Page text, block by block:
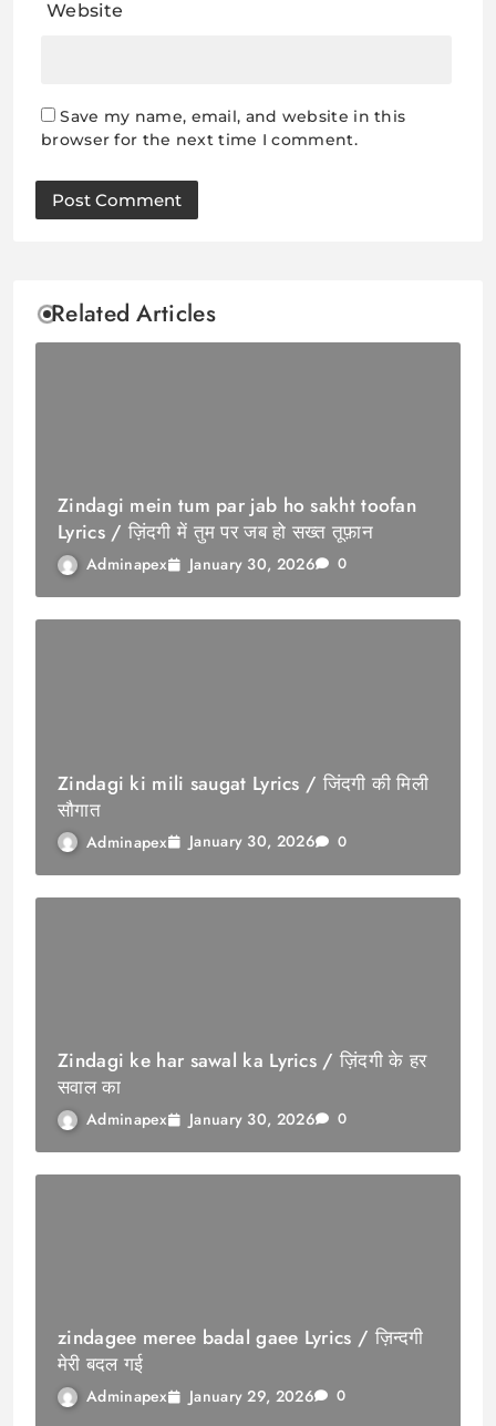
Website
Save my name, email, and website in this
browser for the next time I comment.
Related Articles
Zindagi mein tum par jab ho sakht toofan
Lyrics / ज़िंदगी में तुम पर जब हो सख्त तूफ़ान
Adminapex January 30, 2026 0
Zindagi ki mili saugat Lyrics / जिंदगी की मिली
सौगात
Adminapex January 30, 2026 0
Zindagi ke har sawal ka Lyrics / ज़िंदगी के हर
सवाल का
Adminapex January 30, 2026 0
zindagee meree badal gaee Lyrics / ज़िन्दगी
मेरी बदल गई
Adminapex January 29, 2026 0